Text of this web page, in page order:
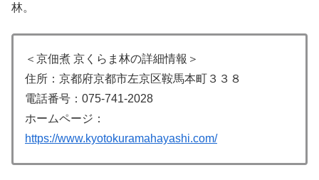
林。
＜京佃煮 京くらま林の詳細情報＞
住所：京都府京都市左京区鞍馬本町３３８
電話番号：075-741-2028
ホームページ：
https://www.kyotokuramahayashi.com/